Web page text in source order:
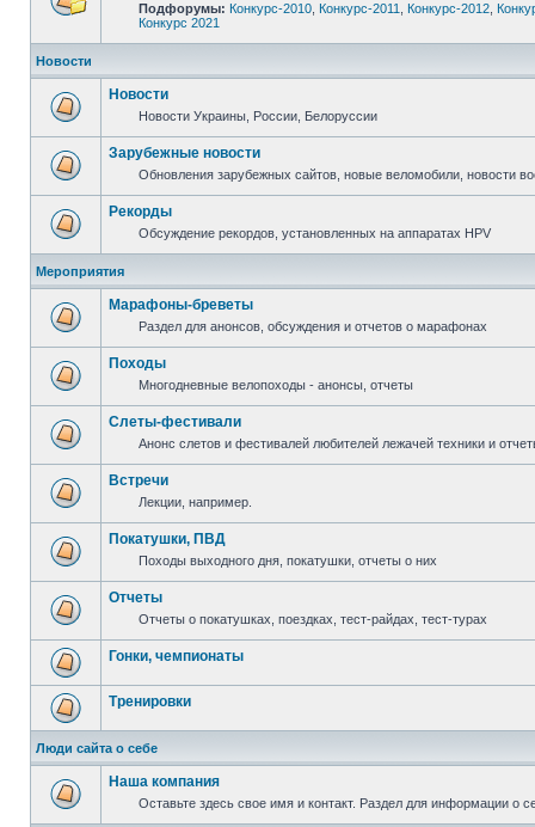
Подфорумы: Конкурс-2010 Конкурс-2011 Конкурс-2012
Конкурс 2021
Новости
Новости
Новости Украины, России, Белоруссии
Зарубежные новости
Обновления зарубежных сайтов, новые веломобили, новости
Рекорды
Обсуждение рекордов, установленных на аппаратах HPV
Мероприятия
Марафоны-бреветы
Раздел для анонсов, обсуждения и отчетов о марафонах
Походы
Многодневные велопоходы - анонсы, отчеты
Слеты-фестивали
Анонс слетов и фестивалей любителей лежачей техники и
Встречи
Лекции, например.
Покатушки, ПВД
Походы выходного дня, покатушки, отчеты о них
Отчеты
Отчеты о покатушках, поездках, тест-райдах, тест-турах
Гонки, чемпионаты
Тренировки
Люди сайта о себе
Наша компания
Оставьте здесь свое имя и контакт. Раздел для информации о